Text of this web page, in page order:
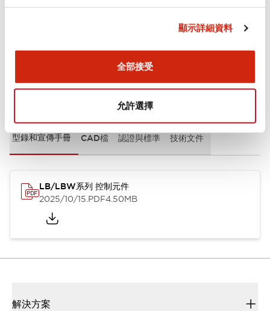
顯示詳細資料
全部接受
允許選擇
文件和檔案
型錄和宣傳手冊 CAD檔 認證與標準 技術文件
LB/LBW系列 控制元件
2025/10/15.PDF4.50MB
解決方案